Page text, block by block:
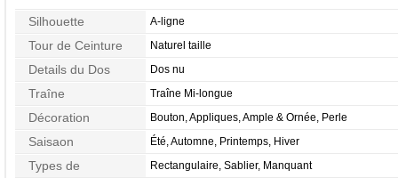
Silhouette A-ligne
Tour de Ceinture Naturel taille
Details du Dos Dos nu
Traîne Traîne Mi-longue
Décoration Bouton, Appliques, Ample & Ornée, Perle
Saisaon Été, Automne, Printemps, Hiver
Types de
Rectangulaire, Sablier, Manquant